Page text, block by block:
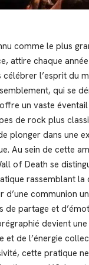
comme le plus
attire chaque
l’esprit du
qui se
un vaste
de rock plus
plonger dans une
Au sein de cette
of Death se
rassemblant la
d’une communion
de partage et
devient
et de l’énergie
cette pratique